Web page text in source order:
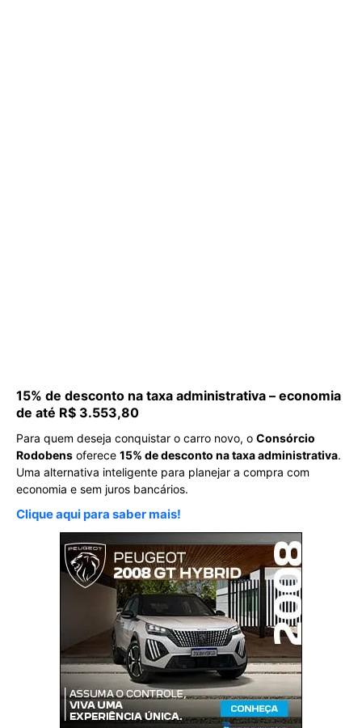
15% de desconto na taxa administrativa – economia
de até R$ 3.553,80
Para quem deseja conquistar o carro novo, o Consórcio
Rodobens oferece 15% de desconto na taxa administrativa.
Uma alternativa inteligente para planejar a compra com
economia e sem juros bancários.
Clique aqui para saber mais!